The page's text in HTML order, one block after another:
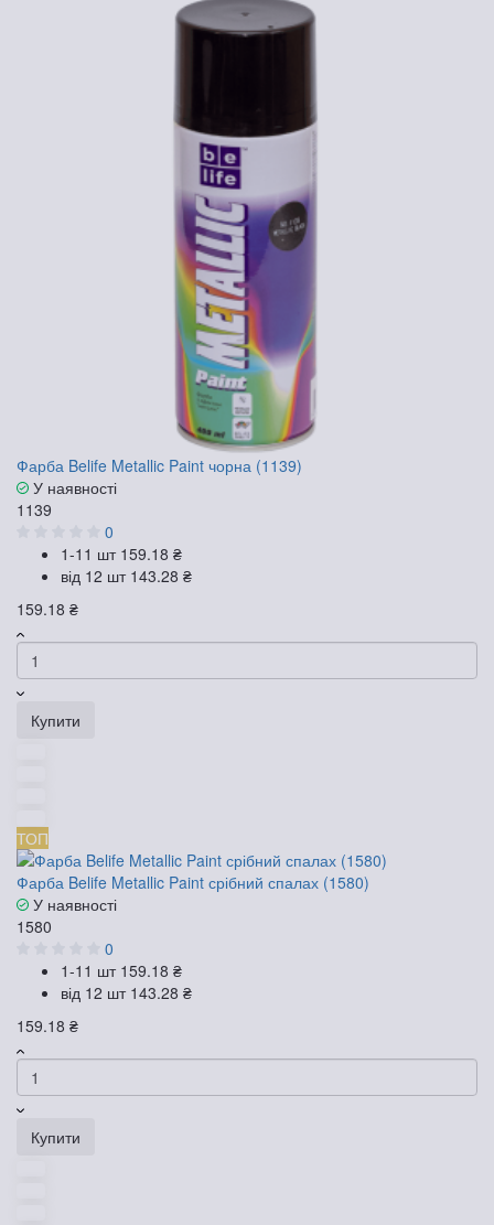
Фарба Belife Metallic Paint чорна (1139)
У наявності
1139
0
1-11 шт 159.18 ₴
від 12 шт 143.28 ₴
159.18 ₴
Купити
ТОП
Фарба Belife Metallic Paint срібний спалах (1580)
У наявності
1580
0
1-11 шт 159.18 ₴
від 12 шт 143.28 ₴
159.18 ₴
Купити